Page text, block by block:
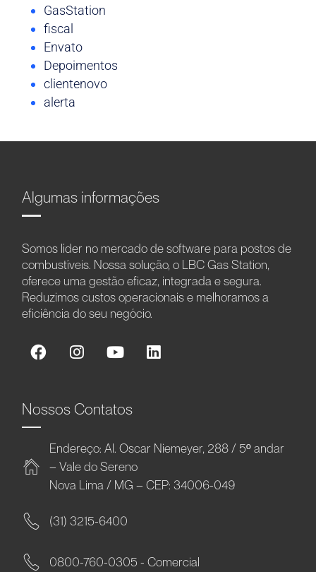
GasStation
fiscal
Envato
Depoimentos
clientenovo
alerta
Algumas informações
Somos líder no mercado de software para postos de
combustíveis. Nossa solução, o LBC Gas Station,
oferece uma gestão eficaz, integrada e segura.
Reduzimos custos operacionais e melhoramos a
eficiência do seu negócio.
Nossos Contatos
Endereço: Al. Oscar Niemeyer, 288 / 5º andar
– Vale do Sereno
Nova Lima / MG – CEP: 34006-049
(31) 3215-6400
0800-760-0305 - Comercial